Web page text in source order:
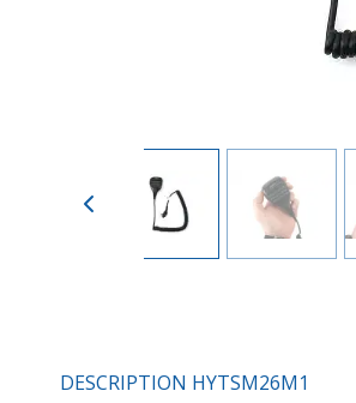
DESCRIPTION HYTSM26M1